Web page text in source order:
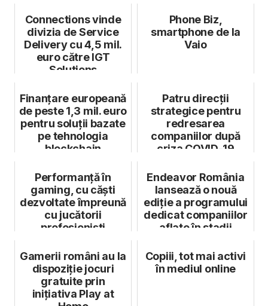
Connections vinde
divizia de Service
Delivery cu 4,5 mil.
euro către IGT
Solutions
Phone Biz,
smartphone de la
Vaio
Finanțare europeană
de peste 1,3 mil. euro
pentru soluții bazate
pe tehnologia
blockchain
Patru direcții
strategice pentru
redresarea
companiilor după
criza COVID-19
Performanță în
gaming, cu căști
dezvoltate împreună
cu jucătorii
profesioniști
Endeavor România
lansează o nouă
ediție a programului
dedicat companiilor
aflate în stadii
Gamerii români au la
dispoziție jocuri
gratuite prin
inițiativa Play at
Copiii, tot mai activi
în mediul online